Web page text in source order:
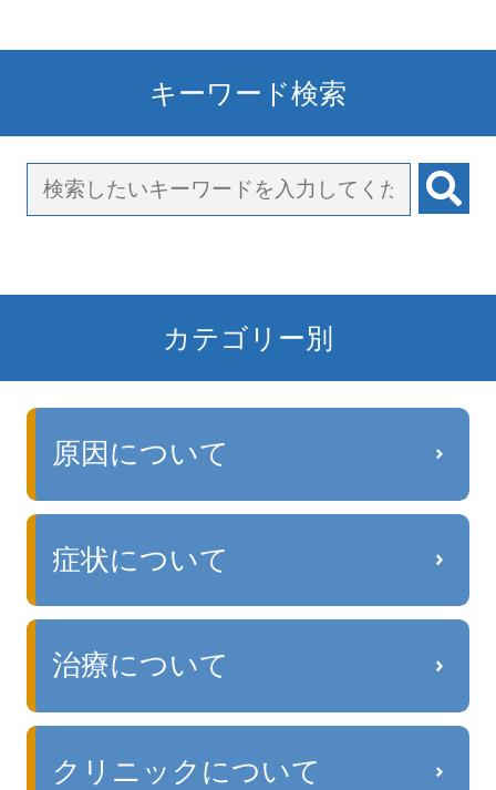
キーワード検索
カテゴリー別
原因について
症状について
治療について
クリニックについて